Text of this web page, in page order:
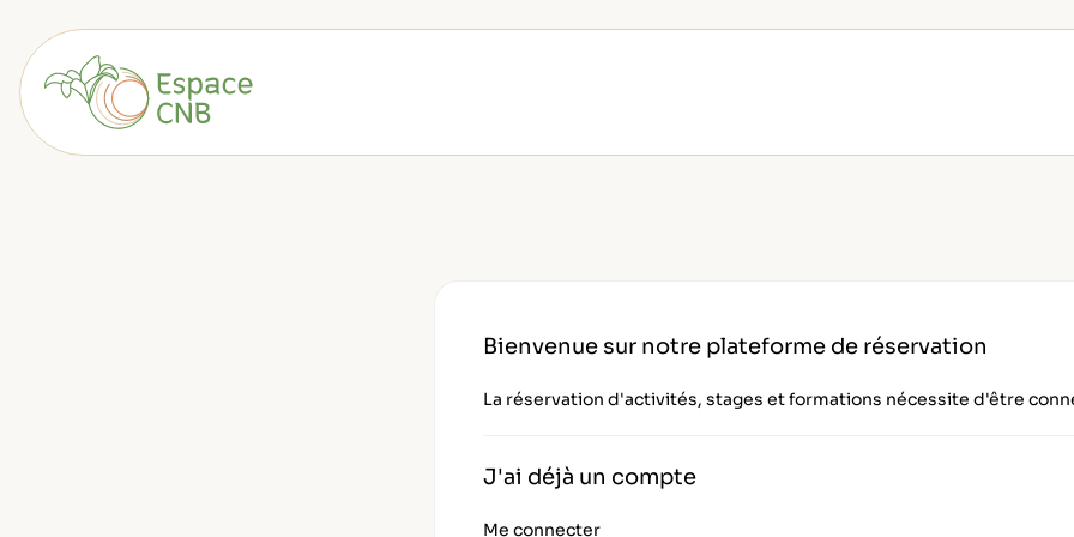
contenu
Retourner à l'accueil
Bienvenue sur notre plateforme de réservation
La réservation d'activités, stages et formations nécessite d'être
J'ai déjà un compte
Me connecter